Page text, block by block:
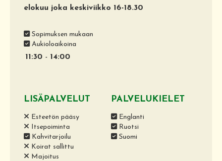
elokuu joka keskiviikko 16-18.30
Sopimuksen mukaan
Aukioloaikoina
11:30 - 14:00
LISÄPALVELUT
Esteetön pääsy
Itsepoiminta
Kahvitarjoilu
Koirat sallittu
Majoitus
PALVELUKIELET
Englanti
Ruotsi
Suomi